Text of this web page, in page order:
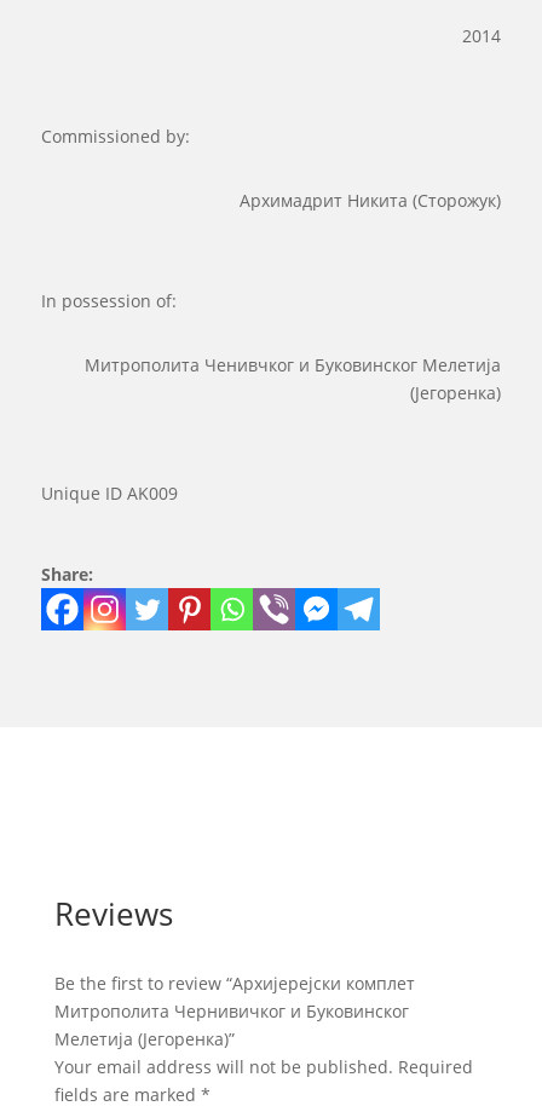
2014
Commissioned by:
Архимадрит Никита (Сторожук)
In possession of:
Митрополита Ченивчког и Буковинског Мелетија
(Јегоренка)
Unique ID AK009
Share:
Reviews
Be the first to review “Архијерејски комплет
Митрополита Чернивичког и Буковинског
Мелетија (Јегоренка)”
Your email address will not be published. Required
fields are marked *